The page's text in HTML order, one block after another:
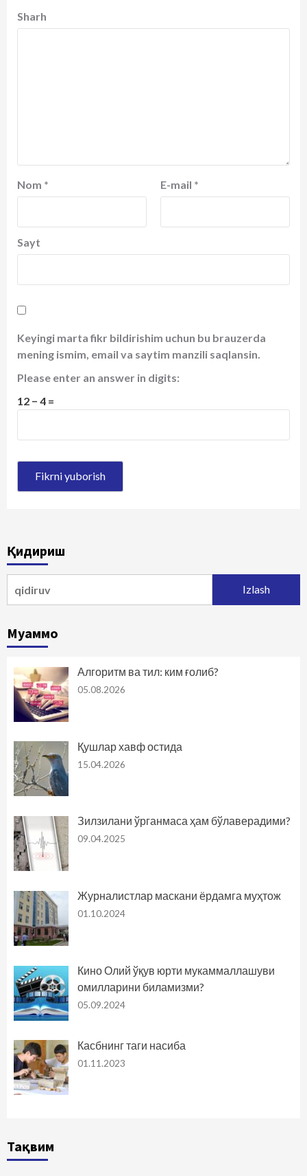
Sharh
Nom * E-mail *
Sayt
Keyingi marta fikr bildirishim uchun bu brauzerda
mening ismim, email va saytim manzili saqlansin.
Please enter an answer in digits:
12 − 4 =
Қидириш
Муаммо
Алгоритм ва тил: ким ғолиб?
05.08.2026
Қушлар хавф остида
15.04.2026
Зилзилани ўрганмаса ҳам бўлаверадими?
09.04.2025
Журналистлар маскани ёрдамга муҳтож
01.10.2024
Кино Олий ўқув юрти мукаммаллашуви
омилларини биламизми?
05.09.2024
Касбнинг таги насиба
01.11.2023
Тақвим